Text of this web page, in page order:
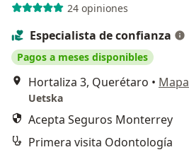
24 opiniones
Especialista de confianza
Pagos a meses disponibles
Hortaliza 3, Querétaro • Mapa
Uetska
Acepta Seguros Monterrey
Primera visita Odontología